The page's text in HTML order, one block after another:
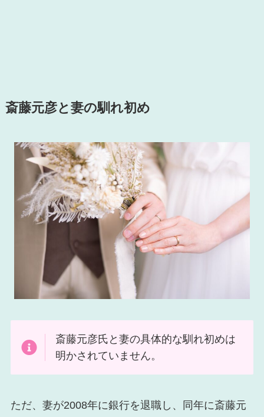
斎藤元彦と妻の馴れ初め
斎藤元彦氏と妻の具体的な馴れ初めは
明かされていません。
ただ、妻が2008年に銀行を退職し、同年に斎藤元